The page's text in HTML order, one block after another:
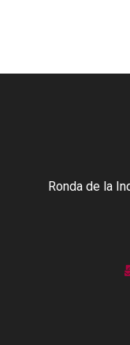
Ronda de la